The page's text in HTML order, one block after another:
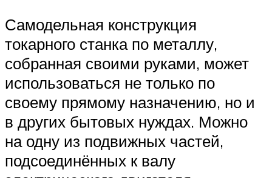
Самодельная конструкция
токарного станка по металлу,
собранная своими руками, может
использоваться не только по
своему прямому назначению, но и
в других бытовых нуждах. Можно
на одну из подвижных частей,
подсоединённых к валу